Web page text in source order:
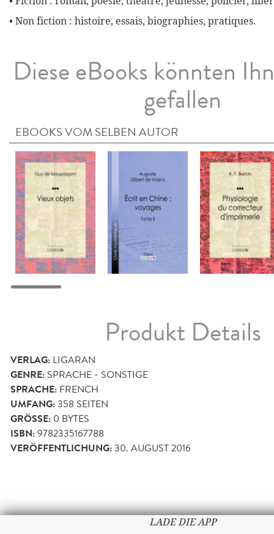
• Non fiction : histoire, essais, biographies, pratiques.
Diese eBooks könnten
gefallen
EBOOKS VOM SELBEN AUTOR
Produkt Details
VERLAG: LIGARAN
GENRE: SPRACHE - SONSTIGE
SPRACHE: FRENCH
UMFANG:358 SEITEN
GRÖSSE: 0 BYTES
ISBN:9782335167788
VERÖFFENTLICHUNG:30. AUGUST 2016
LADE DIE APP